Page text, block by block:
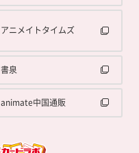
アニメイトタイムズ
書泉
animate中国通販